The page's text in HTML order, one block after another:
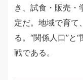
き、試食・販売・
定だ。地域で育て
る。“関係人口”と
戦である。